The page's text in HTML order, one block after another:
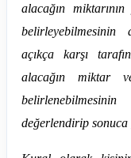
alacağın
belirleyebilmesinin
açıkça karşı
alacağın miktar
değerlendirip sonuca